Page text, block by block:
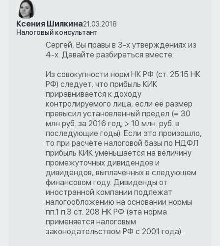
Ксения Шилкина21.03.2018
Налоговый консультант
Сергей, Вы правы в 3-х утверждениях из
4-х. Давайте разбираться вместе:
Из совокупности норм НК РФ (ст. 25.15 НК
РФ) следует, что прибыль КИК
приравнивается к доходу
контролируемого лица, если её размер
превысил установленный предел (= 30
млн руб. за 2016 год; > 10 млн. руб. в
последующие годы). Если это произошло,
то при расчёте налоговой базы по НДФЛ
прибыль КИК уменьшается на величину
промежуточных дивидендов и
дивидендов, выплаченных в следующем
финансовом году. Дивиденды от
иностранной компании подлежат
налогообложению на основании нормы
пп.1 п.3 ст. 208 НК РФ (эта норма
применяется налоговым
законодательством РФ с 2001 года).